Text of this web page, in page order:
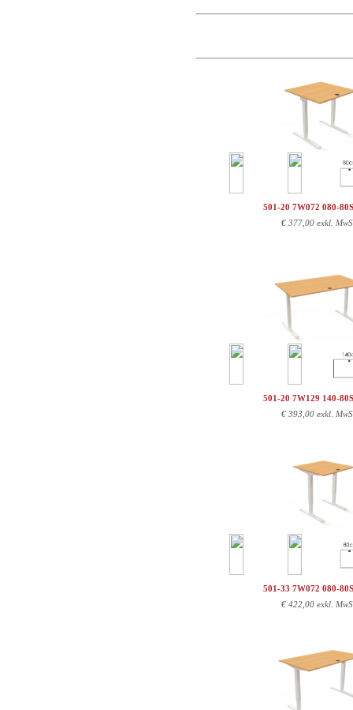
501-20 7W072 080-
€377,00 exkl.
501-20 7W129 140-
€393,00 exkl.
501-33 7W072 080-
€422,00 exkl.